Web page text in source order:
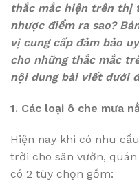
thắc mắc hiện trên thị
nhược điểm ra sao?
vị cung cấp đảm bảo
cho những thắc mắc
nội dung bài viết dưới
1. Các loại ô che mưa
Hiện nay khi có nhu
trời cho sân vườn,
có 2 tùy chọn gồm: